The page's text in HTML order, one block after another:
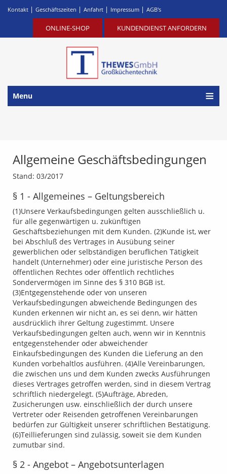
Kontakt | Geschäftszeiten | Anfahrt | Impressum | AGB's
ONLINE-SHOP KUNDENDIENST ANFORDERN
Menu
Allgemeine Geschäftsbedingungen
Stand: 03/2017
§ 1 - Allgemeines – Geltungsbereich
(1)Unsere Verkaufsbedingungen gelten ausschließlich u.
für alle gegenwärtigen u. zukünftigen
Geschäftsbeziehungen mit dem Kunden. (2)Kunde ist, wer
bei Abschluß des Vertrages in Ausübung seiner
gewerblichen oder selbständigen beruflichen Tätigkeit
handelt (Unternehmer) oder eine juristische Person des
öffentlichen Rechtes oder öffentlich rechtliches
Sondervermögen im Sinne des § 310 BGB ist.
(3)Entgegenstehende oder von unseren
Verkaufsbedingungen abweichende Bedingungen des
Kunden erkennen wir nicht an, es sei denn, wir hätten
ausdrücklich ihrer Geltung zugestimmt. Unsere
Verkaufsbedingungen gelten auch, wenn wir in Kenntnis
entgegenstehender oder abweichender
Einkaufsbedingungen des Kunden die Lieferung an den
Kunden vorbehaltlos ausführen. (4)Alle Vereinbarungen,
die zwischen uns und dem Kunden zwecks Ausführungen
dieses Vertrages getroffen werden, sind in diesem Vertrag
schriftlich niedergelegt. (5)Aufträge, Abreden,
Zusicherungen usw. einschließlich der durch unsere
Vertreter oder Reisenden getroffenen Vereinbarungen
bedürfen zur Gültigkeit unserer schriftlichen Bestätigung.
(6)Teillieferungen sind zulässig, soweit sie dem Kunden
zumutbar sind.
§ 2 - Angebot – Angebotsunterlagen